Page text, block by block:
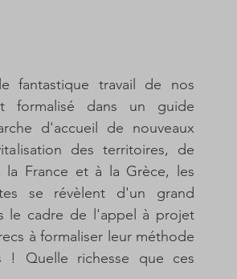
fantastique travail de nos
formalisé dans un guide
d'accueil de nouveaux
des territoires, de
la France et à la Grèce, les
se révèlent d'un grand
le cadre de l'appel à projet
à formaliser leur méthode
! Quelle richesse que ces